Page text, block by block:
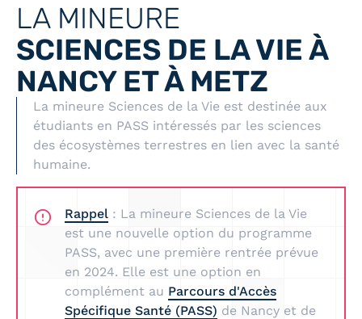
LA MINEURE
SCIENCES DE LA VIE À
NANCY ET À METZ
La mineure Sciences de la Vie est destinée aux
étudiants en PASS intéressés par les sciences
des écosystèmes terrestres en lien avec la santé
humaine.
Rappel: La mineure Sciences de la Vie
est une nouvelle option du programme
PASS, avec une première rentrée prévue
en 2024. Elle est une option en
complément au Parcours d'Accès
Spécifique Santé (PASS) de Nancy et de